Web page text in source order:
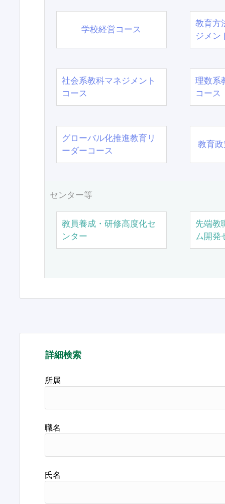
学校経営コース
教育方
ジメン
社会系教科マネジメント
コース
理数系
コース
グローバル化推進教育リ
ーダーコース
教育
センター等
教員養成・研修高度化セ
ンター
先端教
ム開発
詳細検索
所属
職名
氏名